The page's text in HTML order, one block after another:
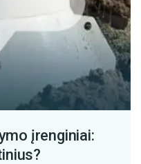
įrenginiai: